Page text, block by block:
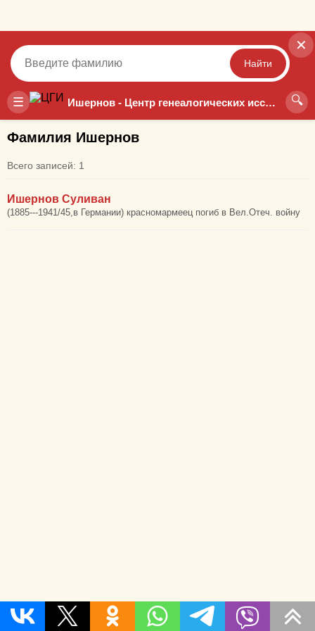
☰ Ишернов - Центр генеалогических исследований 🔍
✕
Найти
Точный Неточный
Фамилия Ишернов
Всего записей: 1
Ишернов Суливан
(1885---1941/45,в Германии) красномармеец погиб в Вел.Отеч. войну